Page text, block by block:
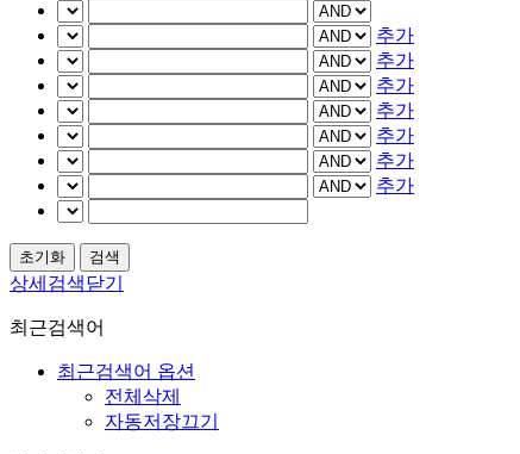
추가
추가
추가
추가
추가
추가
추가
상세검색닫기
최근검색어
최근검색어 옵션
전체삭제
자동저장끄기